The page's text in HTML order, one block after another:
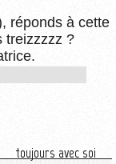
réponds à cette
treizzzzz ?
toujours avec soi